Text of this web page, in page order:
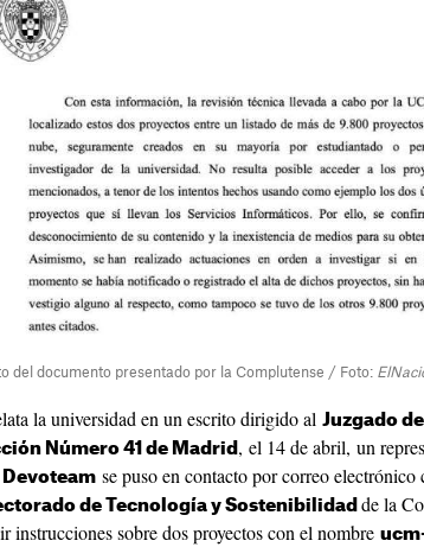
del documento presentado por la Complutense / Foto:
la universidad en un escrito dirigido al Juzgado de
Número 41 de Madrid , el 14 de abril, un
Devoteam se puso en contacto por correo electrónico
de Tecnología y Sostenibilidad de la
instrucciones sobre dos proyectos con el nombre